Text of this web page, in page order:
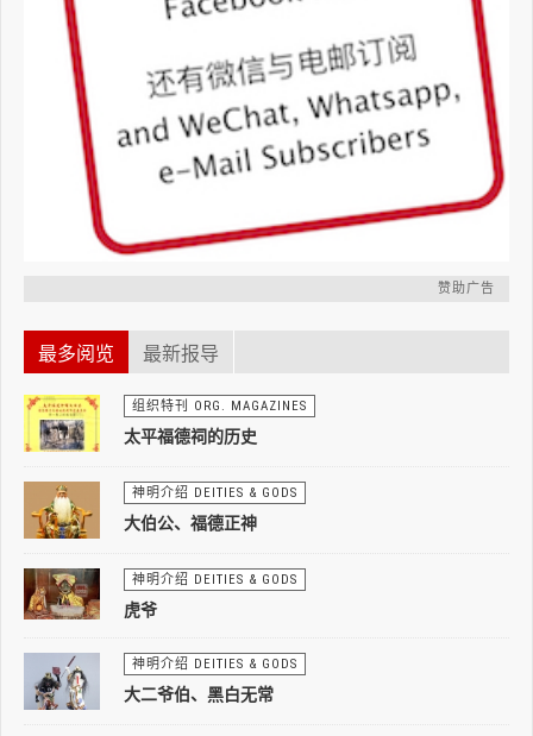
赞助广告
最多阅览 最新报导
组织特刊 ORG. MAGAZINES
太平福德祠的历史
神明介绍 DEITIES & GODS
大伯公、福德正神
神明介绍 DEITIES & GODS
虎爷
神明介绍 DEITIES & GODS
大二爷伯、黑白无常